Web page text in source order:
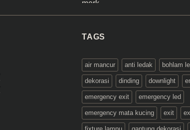
TAGS
air mancur anti ledak bohlam
dekorasi dinding downlight
emergency exit emergency led
emergency mata kucing exit